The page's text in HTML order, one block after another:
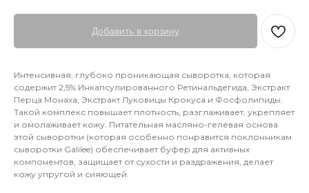
Добавить в корзину
Интенсивная, глубоко проникающая сыворотка, которая
содержит 2,5% Инкапсулированного Ретинальдегида, Экстракт
Перца Монаха, Экстракт Луковицы Крокуса и Фосфолипиды.
Такой комплекс повышает плотность, разглаживает, укрепляет
и омолаживает кожу. Питательная масляно-гелевая основа
этой сыворотки (которая особенно понравится поклонникам
сыворотки Galilee) обеспечивает буфер для активных
компонентов, защищает от сухости и раздражения, делает
кожу упругой и сияющей.